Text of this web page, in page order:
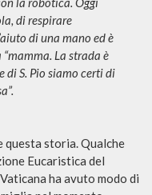
di respirare
di una mano ed è
La strada è
di S. Pio siamo certi di
questa storia. Qualche
Eucaristica del
ha avuto modo di